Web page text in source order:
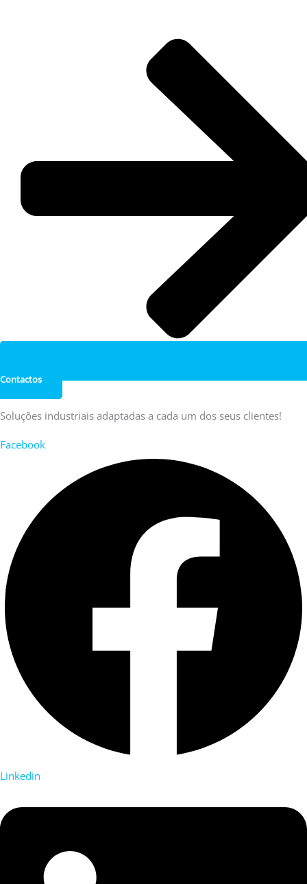
Contactos
Soluções industriais adaptadas a cada um dos seus clientes!
Facebook
Linkedin